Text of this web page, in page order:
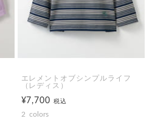
エレメントオブシンプルライフ
（レディス）
¥7,700税込
2 colors